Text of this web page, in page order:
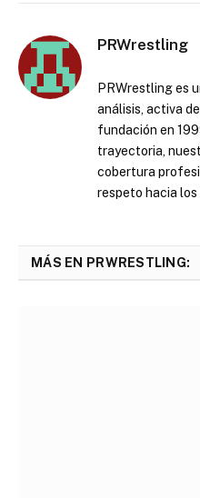
PRWrestling
PRWrestling es
análisis, activa
fundación en
trayectoria,
cobertura
respeto hacia
MÁS EN PRWRESTLING: